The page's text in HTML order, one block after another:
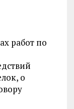
работ по
о